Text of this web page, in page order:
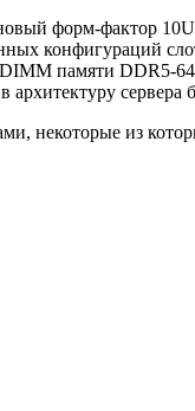
форм-фактор
конфигураций
памяти DDR5-
некоторые из